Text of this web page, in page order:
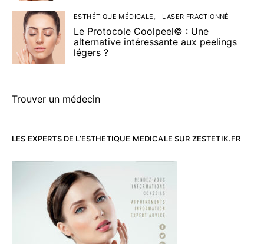
ESTHÉTIQUE MÉDICALE LASER FRACTIONNÉ
Le Protocole Coolpeel© : Une
alternative intéressante aux peelings
légers ?
Trouver un médecin
LES EXPERTS DE L’ESTHETIQUE MEDICALE SUR ZESTETIK.FR